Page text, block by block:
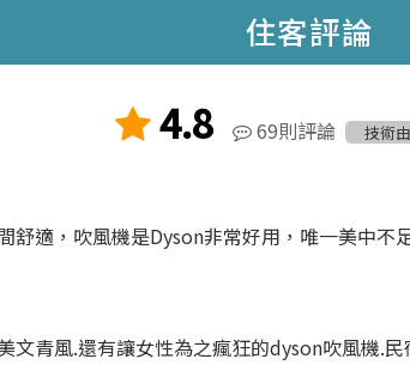
住客評論
4.8 69則評論 技術
舒適，吹風機是Dyson非常好用，唯一美中不
文青風.還有讓女性為之瘋狂的dyson吹風機.